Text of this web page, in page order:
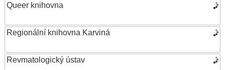
Queer knihovna
Regionální knihovna Karviná
Revmatologický ústav